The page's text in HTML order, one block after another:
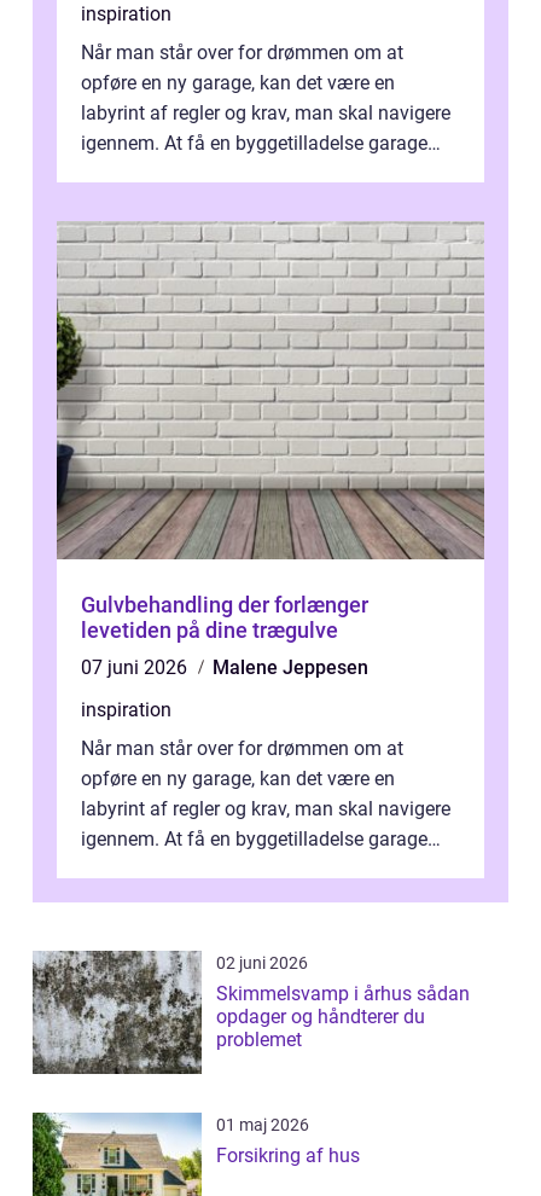
inspiration
Når man står over for drømmen om at
opføre en ny garage, kan det være en
labyrint af regler og krav, man skal navigere
igennem. At få en byggetilladelse garage
Gulvbehandling der forlænger
levetiden på dine trægulve
07 juni 2026
Malene Jeppesen
inspiration
Når man står over for drømmen om at
opføre en ny garage, kan det være en
labyrint af regler og krav, man skal navigere
igennem. At få en byggetilladelse garage
02 juni 2026
Skimmelsvamp i århus sådan
opdager og håndterer du
problemet
01 maj 2026
Forsikring af hus